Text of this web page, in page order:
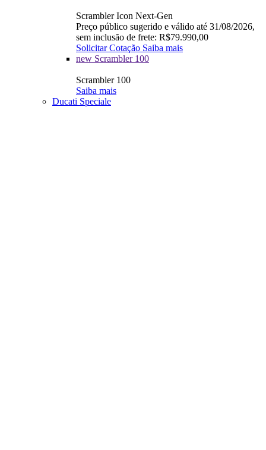
Scrambler Icon Next-Gen
Preço público sugerido e válido até 31/08/2026,
sem inclusão de frete: R$79.990,00
Solicitar Cotação Saiba mais
new Scrambler 100
Scrambler 100
Saiba mais
Ducati Speciale